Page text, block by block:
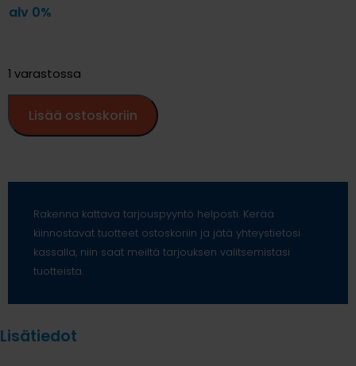
alv 0%
1 varastossa
Lisää ostoskoriin
Rakenna kattava tarjouspyyntö helposti. Kerää
kiinnostavat tuotteet ostoskoriin ja jätä yhteystietosi
kassalla, niin saat meiltä tarjouksen valitsemistasi
tuotteista.
Lisätiedot